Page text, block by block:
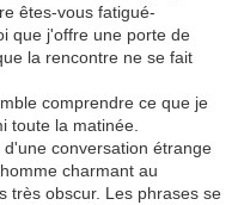
êtes-vous fatigué-
que j'offre une porte de
la rencontre ne se fait
comprendre ce que je
toute la matinée.
conversation étrange
charmant au
très obscur. Les phrases se